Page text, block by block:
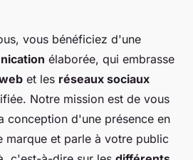
vous bénéficiez d'une
élaborée, qui embrasse
et les réseaux sociaux
Notre mission est de vous
conception d'une présence en
marque et parle à votre public